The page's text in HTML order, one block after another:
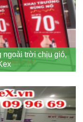
ngoài trời chịu gió,